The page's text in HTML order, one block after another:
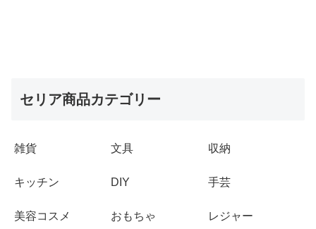
セリア商品カテゴリー
雑貨 文具 収納
キッチン DIY 手芸
美容コスメ おもちゃ レジャー